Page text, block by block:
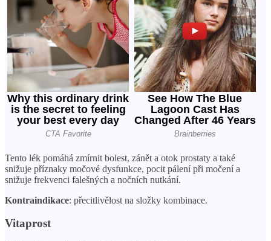
Tento lék pomáhá zmírnit bolest, zánět a otok prostaty a také
snižuje příznaky močové dysfunkce, pocit pálení při močení a
snižuje frekvenci falešných a nočních nutkání.
Kontraindikace: přecitlivělost na složky kombinace.
Vitaprost